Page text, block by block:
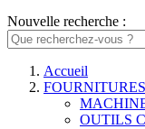
Nouvelle recherche :
Accueil
OUTILS